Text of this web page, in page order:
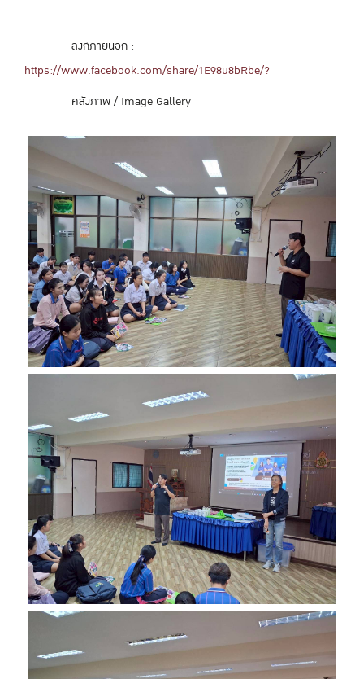
ลิงก์ภายนอก :
https://www.facebook.com/share/1E98u8bRbe/?
คลังภาพ / Image Gallery